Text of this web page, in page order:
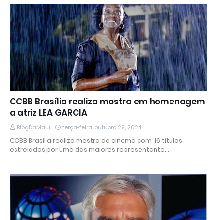
CCBB Brasília realiza mostra em homenagem
a atriz LEA GARCIA
BlogDaMalu terça-feira, outubro 29, 2024
CCBB Brasília realiza mostra de cinema com 16 títulos
estrelados por uma das maiores representante…